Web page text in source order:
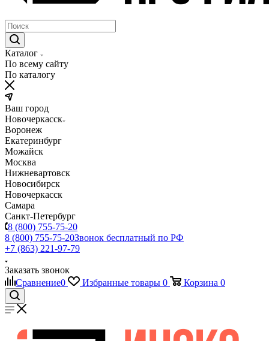
Каталог
По всему сайту
По каталогу
Ваш город
Новочеркасск
Воронеж
Екатеринбург
Можайск
Москва
Нижневартовск
Новосибирск
Новочеркасск
Самара
Санкт-Петербург
8 (800) 755-75-20
8 (800) 755-75-20Звонок бесплатный по РФ
+7 (863) 221-97-79
Заказать звонок
Сравнение0 Избранные товары 0 Корзина 0